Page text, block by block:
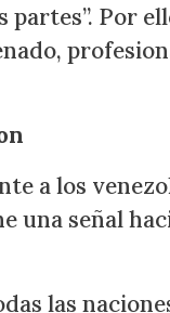
Por
a los
una señal
las